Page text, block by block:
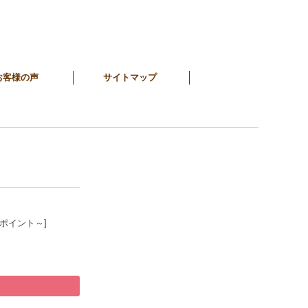
客様の声 サイトマップ
イント～]